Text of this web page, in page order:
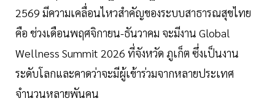
2569 มีความเคลื่อนไหวสำคัญของระบบสาธารณสุขไทย
คือ ช่วงเดือนพฤศจิกายน-ธันวาคม จะมีงาน Global
Wellness Summit 2026 ที่จังหวัด ภูเก็ต ซึ่งเป็นงาน
ระดับโลกและคาดว่าจะมีผู้เข้าร่วมจากหลายประเทศ
จำนวนหลายพันคน